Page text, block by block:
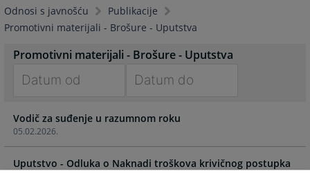
Odnosi s javnošću
Publikacije
Promotivni materijali - Brošure - Uputstva
Promotivni materijali - Brošure - Uputstva
forward
to
interact
with
forward
interact
with
05.02.2026.
Vodič za suđenje u razumnom roku
Uputstvo - Odluka o Naknadi troškova krivičnog postupka